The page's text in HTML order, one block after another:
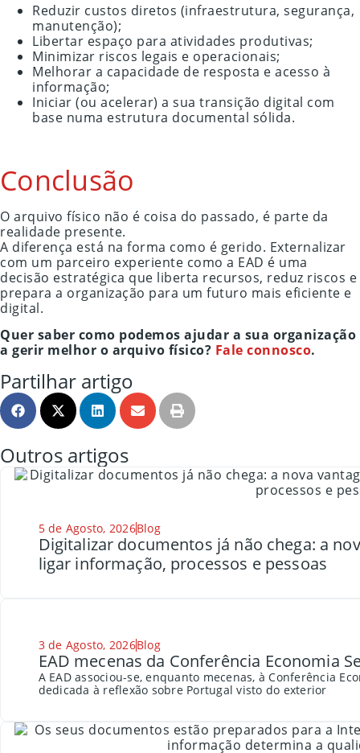
Reduzir custos diretos (infraestrutura, segurança,
manutenção);
Libertar espaço para atividades produtivas;
Minimizar riscos legais e operacionais;
Melhorar a capacidade de resposta e acesso à
informação;
Iniciar (ou acelerar) a sua transição digital com
base numa estrutura documental sólida.
Conclusão
O arquivo físico não é coisa do passado, é parte da
realidade presente.
A diferença está na forma como é gerido. Externalizar
com um parceiro experiente como a EAD é uma
decisão estratégica que liberta recursos, reduz riscos e
prepara a organização para um futuro mais eficiente e
digital.
Quer saber como podemos ajudar a sua organização
a gerir melhor o arquivo físico? Fale connosco.
Partilhar artigo
Outros artigos
5 de Agosto, 2026Blog
Digitalizar documentos já não chega: a
ligar informação, processos e pessoas
3 de Agosto, 2026Blog
EAD mecenas da Conferência Economia
A EAD associou-se, enquanto mecenas, à Conferência
dedicada à reflexão sobre Portugal visto do exterior